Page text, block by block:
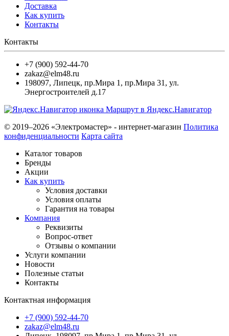
Доставка
Как купить
Контакты
Контакты
+7 (900) 592-44-70
zakaz@elm48.ru
198097, Липецк, пр.Мира 1, пр.Мира 31, ул.
Энергостроителей д.17
Маршрут в Яндекс.Навигатор
© 2019–2026 «Электромастер» - интернет-магазин Политика
конфиденциальности Карта сайта
Каталог товаров
Бренды
Акции
Как купить
Условия доставки
Условия оплаты
Гарантия на товары
Компания
Реквизиты
Вопрос-ответ
Отзывы о компании
Услуги компании
Новости
Полезные статьи
Контакты
Контактная информация
+7 (900) 592-44-70
zakaz@elm48.ru